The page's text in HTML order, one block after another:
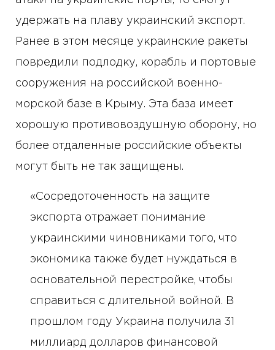
удержать на плаву украинский экспорт.
Ранее в этом месяце украинские ракеты
повредили подлодку, корабль и портовые
сооружения на российской военно-
морской базе в Крыму. Эта база имеет
хорошую противовоздушную оборону, но
более отдаленные российские объекты
могут быть не так защищены.
«Сосредоточенность на защите
экспорта отражает понимание
украинскими чиновниками того, что
экономика также будет нуждаться в
основательной перестройке, чтобы
справиться с длительной войной. В
прошлом году Украина получила 31
миллиард долларов финансовой